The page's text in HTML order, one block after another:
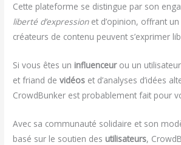
Cette plateforme se distingue par son
liberté d’expressionet d’opinion, offrant
créateurs de contenu peuvent s’exprimer
Si vous êtes un influenceurou un
et friand devidéos et d’analyses d’idées
CrowdBunker est probablement fait pour
Avec sa communauté solidaire et son
basé sur le soutien des utilisateurs,